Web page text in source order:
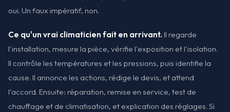
oui. Un faux impératif, non.
Ce qu'un vrai climaticien fait en arrivant. Il regarde
l'installation, mesure la pièce, vérifie l'exposition et l'isolation.
Il contrôle les températures et les pressions, puis identifie la
cause. Il annonce les actions, rédige le devis, et attend
l'accord. Ensuite: réparation, remise en service, test de
chauffage et de climatisation, et explication des réglages. Si